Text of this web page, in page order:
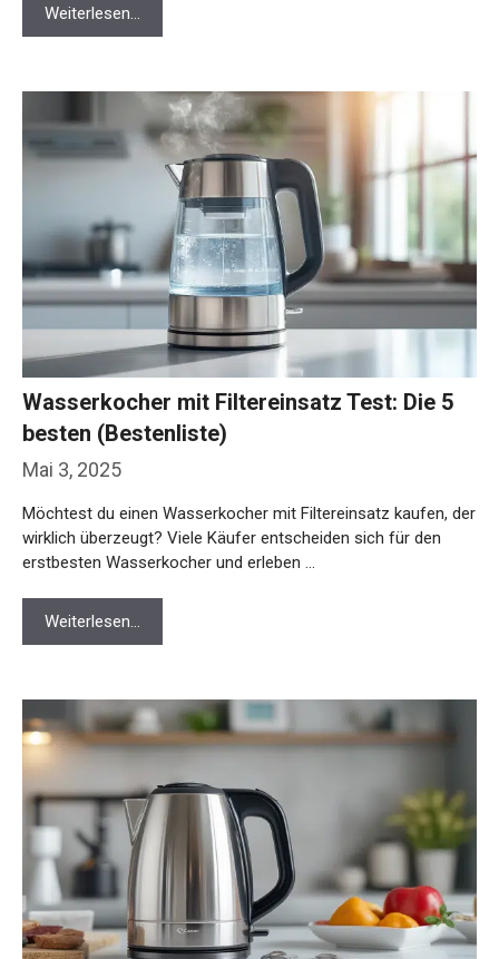
Weiterlesen…
Mai 3, 2025
Wasserkocher mit Filtereinsatz Test: Die 5
besten (Bestenliste)
Möchtest du einen Wasserkocher mit Filtereinsatz kaufen, der
wirklich überzeugt? Viele Käufer entscheiden sich für den
erstbesten Wasserkocher und erleben …
Weiterlesen…